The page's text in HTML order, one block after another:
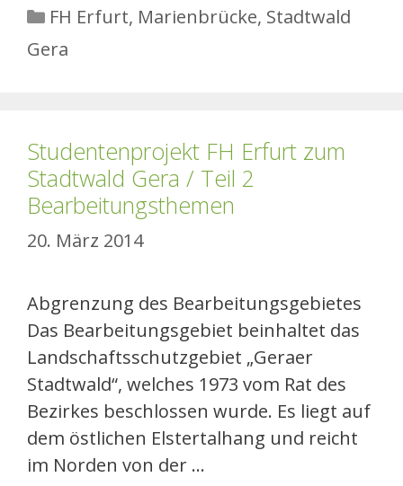
Kategorien
FH Erfurt, Marienbrücke, Stadtwald
Gera
Studentenprojekt FH Erfurt zum
Stadtwald Gera / Teil 2
Bearbeitungsthemen
20. März 2014
Abgrenzung des Bearbeitungsgebietes
Das Bearbeitungsgebiet beinhaltet das
Landschaftsschutzgebiet „Geraer
Stadtwald“, welches 1973 vom Rat des
Bezirkes beschlossen wurde. Es liegt auf
dem östlichen Elstertalhang und reicht
im Norden von der …